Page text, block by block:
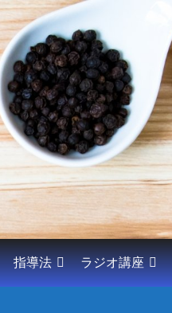
指導法 ラジオ講座